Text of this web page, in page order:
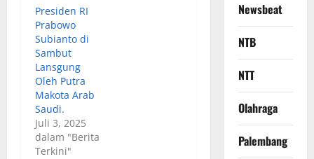
Presiden RI
Prabowo
Subianto di
Sambut
Lansgung
Oleh Putra
Makota Arab
Saudi.
Juli 3, 2025
dalam "Berita
Terkini"
Newsbeat
NTB
NTT
Olahraga
Palembang